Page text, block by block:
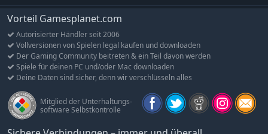
Vorteil Gamesplanet.com
Autorisierter Händler seit 2006
Vollversionen von Spielen legal kaufen und downloaden
Der Gaming Community beitreten & ein Teil davon werden
Spiele für deinen PC und/oder Mac downloaden
Deine Daten sind sicher, denn wir verschlüsseln alles
Mitglied der Unterhaltungs-
software Selbstkontrolle